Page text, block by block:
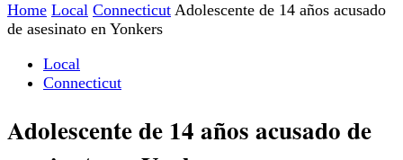
Home Local Connecticut Adolescente de 14 años acusado
de asesinato en Yonkers
Local
Connecticut
Adolescente de 14 años acusado de